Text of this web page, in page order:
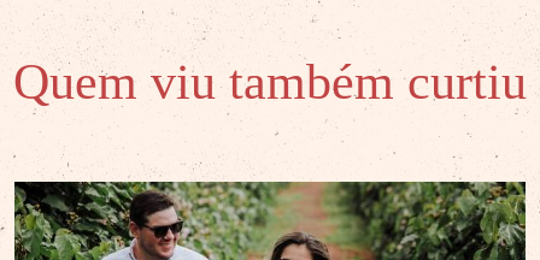
Quem viu também curtiu